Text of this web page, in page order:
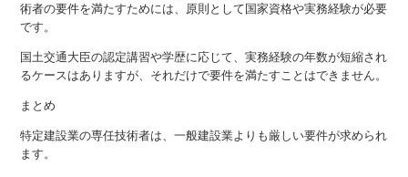
術者の要件を満たすためには、原則として国家資格や実務経験が必要
です。
国土交通大臣の認定講習や学歴に応じて、実務経験の年数が短縮され
るケースはありますが、それだけで要件を満たすことはできません。
まとめ
特定建設業の専任技術者は、一般建設業よりも厳しい要件が求められ
ます。